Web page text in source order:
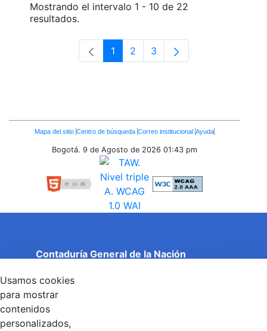
Mostrando el intervalo 1 - 10 de 22
resultados.
Página
1 Página
2 Página
3
Enlaces
Inferiores
Mapa del sitio Centro de búsqueda Correo institucional Ayuda
Bogotá. 9 de Agosto de 2026 01:43 pm
Contaduría General de la Nación
Entidad adscrita al Ministerio de Hacienda y Crédito
Público
Torre 1 (Aire) - Piso 15, Bogotá D.C., Colombia
Código Postal: 111071
Usamos cookies
para mostrar
contenidos
personalizados,